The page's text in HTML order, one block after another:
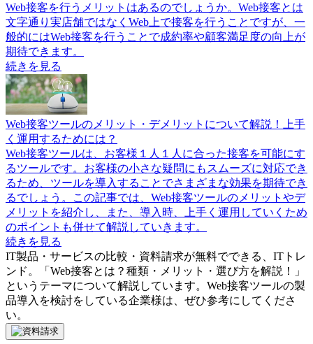
Web接客を行うメリットはあるのでしょうか。Web接客とは
文字通り実店舗ではなくWeb上で接客を行うことですが、一
般的にはWeb接客を行うことで成約率や顧客満足度の向上が
期待できます。
続きを見る
Web接客ツールのメリット・デメリットについて解説！上手
く運用するためには？
Web接客ツールは、お客様１人１人に合った接客を可能にす
るツールです。お客様の小さな疑問にもスムーズに対応でき
るため、ツールを導入することでさまざまな効果を期待でき
るでしょう。この記事では、Web接客ツールのメリットやデ
メリットを紹介し、また、導入時、上手く運用していくため
のポイントも併せて解説していきます。
続きを見る
IT製品・サービスの比較・資料請求が無料でできる、ITトレ
ンド。「 Web接客とは？種類・メリット・選び方を解説！
」
というテーマについて解説しています。 Web接客ツールの製
品導入を検討をしている企業様は、ぜひ参考にしてくださ
い。